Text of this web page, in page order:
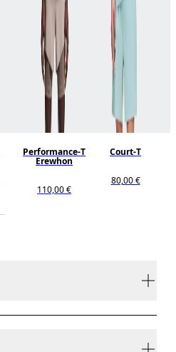
Performance-T
Erewhon
110,00 €
Court-T
80,00 €